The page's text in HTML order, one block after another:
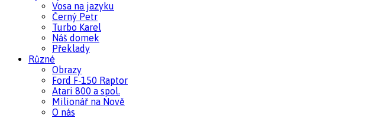
Vosa na jazyku
Černý Petr
Turbo Karel
Náš domek
Překlady
Různé
Obrazy
Ford F-150 Raptor
Atari 800 a spol.
Milionář na Nově
O nás